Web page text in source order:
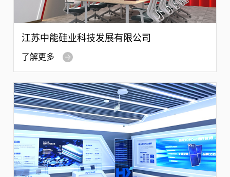
江苏中能硅业科技发展有限公司
了解更多